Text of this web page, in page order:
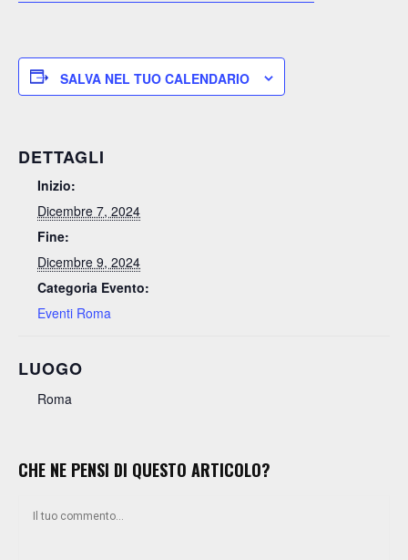
SALVA NEL TUO CALENDARIO
DETTAGLI
Inizio:
Dicembre 7, 2024
Fine:
Dicembre 9, 2024
Categoria Evento:
Eventi Roma
LUOGO
Roma
CHE NE PENSI DI QUESTO ARTICOLO?